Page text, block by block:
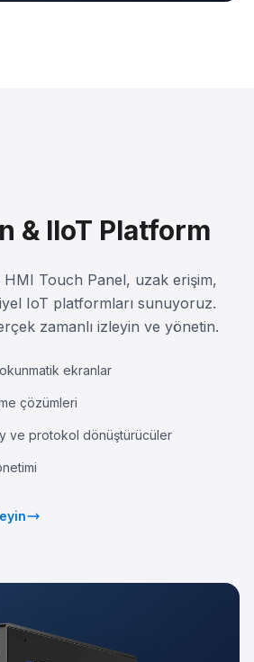
& IIoT Platform
HMI Touch Panel, uzak erişim,
IoT platformları sunuyoruz.
zamanlı izleyin ve yönetin.
ekranlar
çözümleri
ve protokol dönüştürücüler